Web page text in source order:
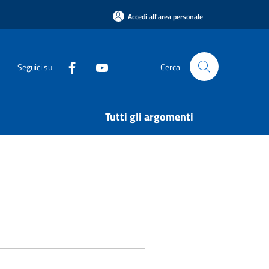
Accedi all'area personale
Seguici su Cerca
Tutti gli argomenti